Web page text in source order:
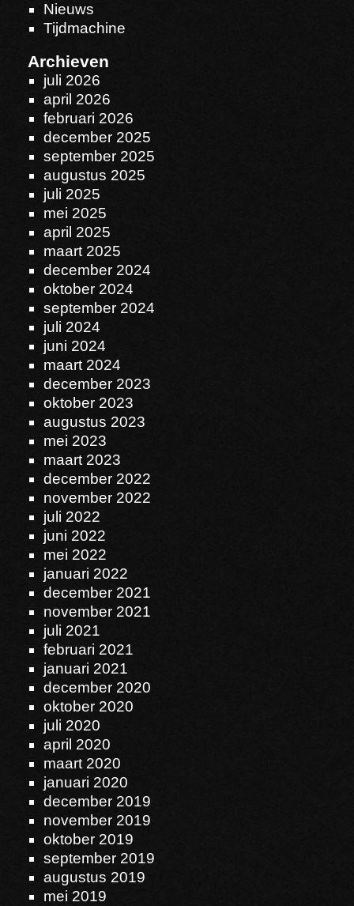
Nieuws
Tijdmachine
Archieven
juli 2026
april 2026
februari 2026
december 2025
september 2025
augustus 2025
juli 2025
mei 2025
april 2025
maart 2025
december 2024
oktober 2024
september 2024
juli 2024
juni 2024
maart 2024
december 2023
oktober 2023
augustus 2023
mei 2023
maart 2023
december 2022
november 2022
juli 2022
juni 2022
mei 2022
januari 2022
december 2021
november 2021
juli 2021
februari 2021
januari 2021
december 2020
oktober 2020
juli 2020
april 2020
maart 2020
januari 2020
december 2019
november 2019
oktober 2019
september 2019
augustus 2019
mei 2019